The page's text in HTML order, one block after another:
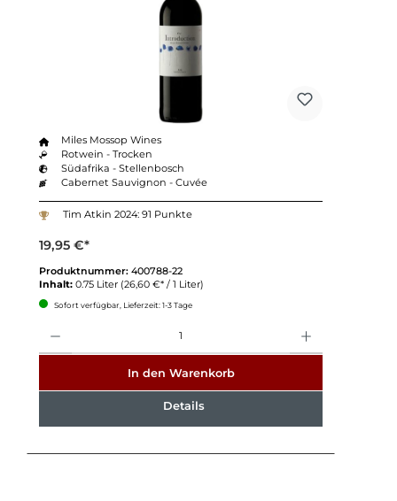
Miles Mossop Wines
Rotwein - Trocken
Südafrika - Stellenbosch
Cabernet Sauvignon - Cuvée
Tim Atkin 2024: 91 Punkte
19,95 €*
Produktnummer: 400788-22
Inhalt: 0.75 Liter (26,60 €* / 1 Liter)
Sofort verfügbar, Lieferzeit: 1-3 Tage
In den Warenkorb
Details